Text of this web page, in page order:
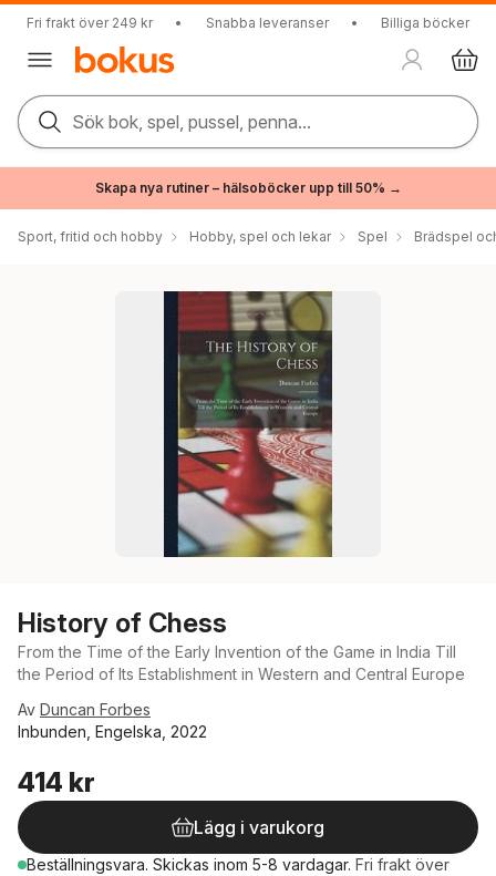
Fri frakt över 249 kr • Snabba leveranser • Billiga böcker
Sök bok, spel, pussel, penna...
Skapa nya rutiner – hälsoböcker upp till 50% →
Sport, fritid och hobby Hobby, spel och lekar Spel Brädspel
History of Chess
From the Time of the Early Invention of the Game in India Till
the Period of Its Establishment in Western and Central Europe
Av Duncan Forbes
Inbunden, Engelska, 2022
414 kr
Lägg i varukorg
Beställningsvara. Skickas inom 5-8 vardagar. Fri frakt över